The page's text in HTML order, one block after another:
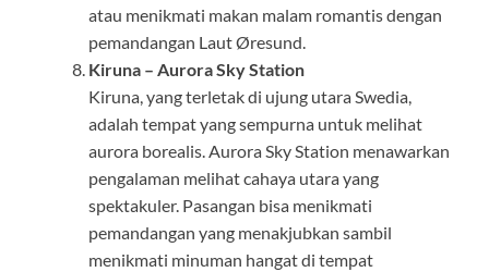
atau menikmati makan malam romantis dengan
pemandangan Laut Øresund.
Kiruna – Aurora Sky Station
Kiruna, yang terletak di ujung utara Swedia,
adalah tempat yang sempurna untuk melihat
aurora borealis. Aurora Sky Station menawarkan
pengalaman melihat cahaya utara yang
spektakuler. Pasangan bisa menikmati
pemandangan yang menakjubkan sambil
menikmati minuman hangat di tempat